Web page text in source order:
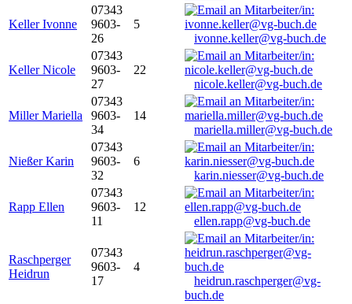
Keller Ivonne
07343
9603-
26
5
ivonne.keller@vg-buch.de
Keller Nicole
07343
9603-
27
22
nicole.keller@vg-buch.de
Miller Mariella
07343
9603-
34
14
mariella.miller@vg-buch.de
Nießer Karin
07343
9603-
32
6
karin.niesser@vg-buch.de
Rapp Ellen
07343
9603-
11
12
ellen.rapp@vg-buch.de
Raschperger
Heidrun
07343
9603-
17
4
heidrun.raschperger@vg-
buch.de